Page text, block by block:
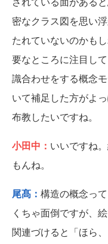
密なクラス図を思い
たれていないのかも
要なところに注目し
識合わせをする概念
いて補足した方がよ
布教したいですね。
小田中： いいですね
もんね。
尾髙： 構造の概念っ
くちゃ面倒ですが、
関連づけると「ほら